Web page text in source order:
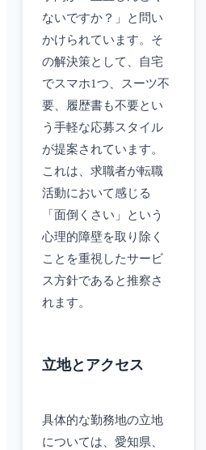
ないですか？」と問い
かけられています。そ
の解決策として、自宅
でスマホ1つ、スーツ不
要、履歴書も不要とい
う手軽な応募スタイル
が提案されています。
これは、求職者が転職
活動において感じる
「面倒くさい」という
心理的障壁を取り除く
ことを重視したサービ
ス方針であると推察さ
れます。
立地とアクセス
具体的な勤務地の立地
については、愛知県、